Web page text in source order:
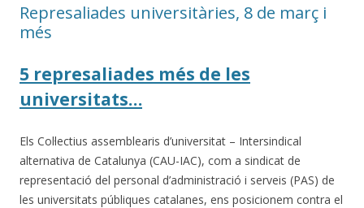
Represaliades universitàries, 8 de març i
més
5 represaliades més de les
universitats…
Els Col·lectius assemblearis d’universitat – Intersindical
alternativa de Catalunya (CAU-IAC), com a sindicat de
representació del personal d’administració i serveis (PAS) de
les universitats públiques catalanes, ens posicionem contra el